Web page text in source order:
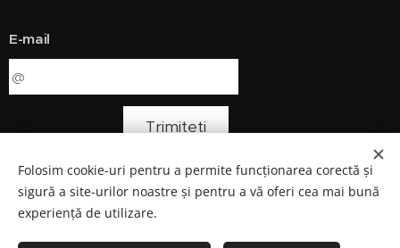
E-mail
Trimiteți
Folosim cookie-uri pentru a permite funcționarea corectă și
sigură a site-urilor noastre și pentru a vă oferi cea mai bună
experiență de utilizare.